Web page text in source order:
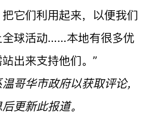
它们利用起来，以便我们
全球活动……本地有很多优
出来支持他们。”
哥华市政府以获取评论，
更新此报道。